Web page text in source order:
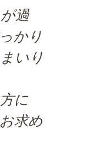
過
かり
いり
に
求め